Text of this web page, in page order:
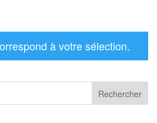
à votre sélection.